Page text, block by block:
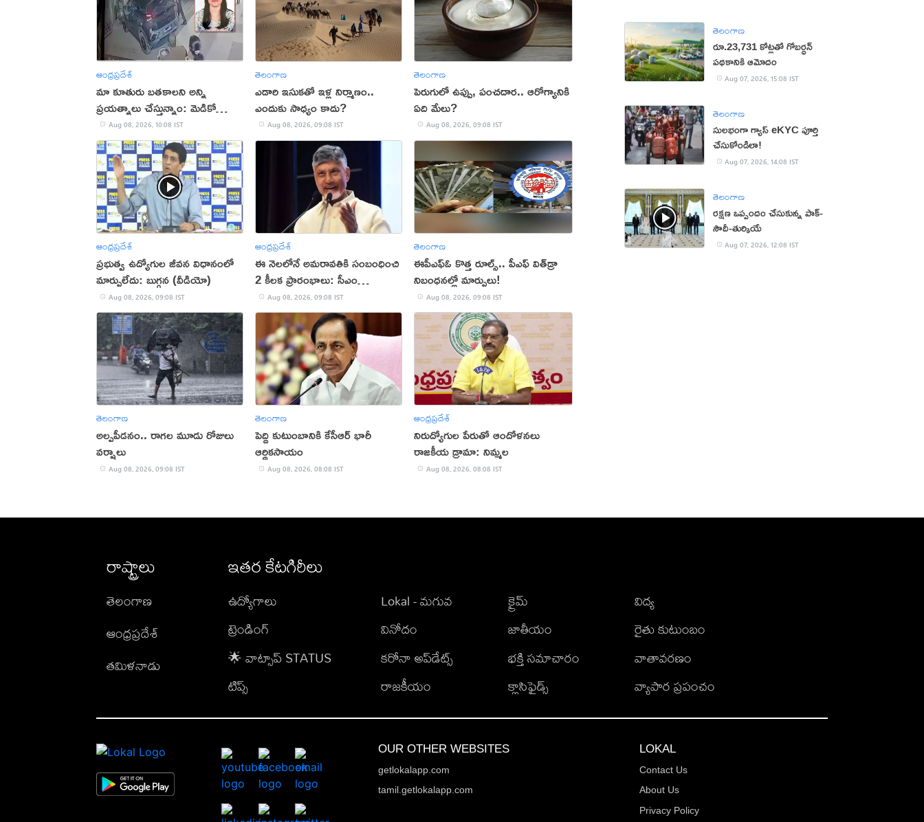
ఆంధ్రప్రదేశ్
మా కూతురు బతకాలని అన్ని
ప్రయత్నాలు చేస్తున్నాం: మెడికో
ప్రియాంక తండ్రి
Aug 08, 2026, 10:08 IST
తెలంగాణ
ఎడారి ఇసుకతో ఇళ్ల నిర్మాణం..
ఎందుకు సాధ్యం కాదు?
Aug 08, 2026, 09:08 IST
తెలంగాణ
పెరుగులో ఉప్పు, పంచదార.. ఆరోగ్యానికి
ఏది మేలు?
Aug 08, 2026, 09:08 IST
ఆంధ్రప్రదేశ్
ప్రభుత్వ ఉద్యోగుల జీవన విధానంలో
మార్పులేదు: బుగ్గన (వీడియో)
Aug 08, 2026, 09:08 IST
ఆంధ్రప్రదేశ్
ఈ నెలలోనే అమరావతికి సంబంధించి
2 కీలక ప్రారంభాలు: సీఎం
చంద్రబాబు
Aug 08, 2026, 09:08 IST
తెలంగాణ
ఈపీఎఫ్ఓ కొత్త రూల్స్.. పీఎఫ్ విత్‌డ్రా
నిబంధనల్లో మార్పులు!
Aug 08, 2026, 09:08 IST
తెలంగాణ
అల్పపీడనం.. రాగల మూడు రోజులు
వర్షాలు
Aug 08, 2026, 09:08 IST
తెలంగాణ
పెద్ది కుటుంబానికి కేసీఆర్ భారీ
ఆర్థికసాయం
Aug 08, 2026, 08:08 IST
ఆంధ్రప్రదేశ్
నిరుద్యోగుల పేరుతో ఆందోళనలు
రాజకీయ డ్రామా: నిమ్మల
Aug 08, 2026, 08:08 IST
తెలంగాణ
రూ.23,731 కోట్లతో గోబర్ధన్
పథకానికి ఆమోదం
Aug 07, 2026, 15:08 IST
తెలంగాణ
సులభంగా గ్యాస్ eKYC పూర్తి
చేసుకోండిలా!
Aug 07, 2026, 14:08 IST
తెలంగాణ
రక్షణ ఒప్పందం చేసుకున్న పాక్‌-
సౌదీ-తుర్కియే
Aug 07, 2026, 12:08 IST
రాష్ట్రాలు
తెలంగాణ
ఆంధ్రప్రదేశ్
తమిళనాడు
ఇతర కేటగిరీలు
ఉద్యోగాలు
ట్రెండింగ్
🌟 వాట్సాప్ STATUS
టిప్స్
Lokal - మగువ
వినోదం
కరోనా అప్‌డేట్స్
రాజకీయం
క్రైమ్
జాతీయం
భక్తి సమాచారం
క్లాసిఫైడ్స్
విద్య
రైతు కుటుంబం
వాతావరణం
వ్యాపార ప్రపంచం
OUR OTHER WEBSITES
getlokalapp.com
tamil.getlokalapp.com
LOKAL
Contact Us
About Us
Privacy Policy